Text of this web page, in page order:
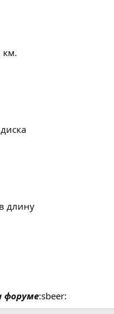
км.
длину
форуме:sbeer: